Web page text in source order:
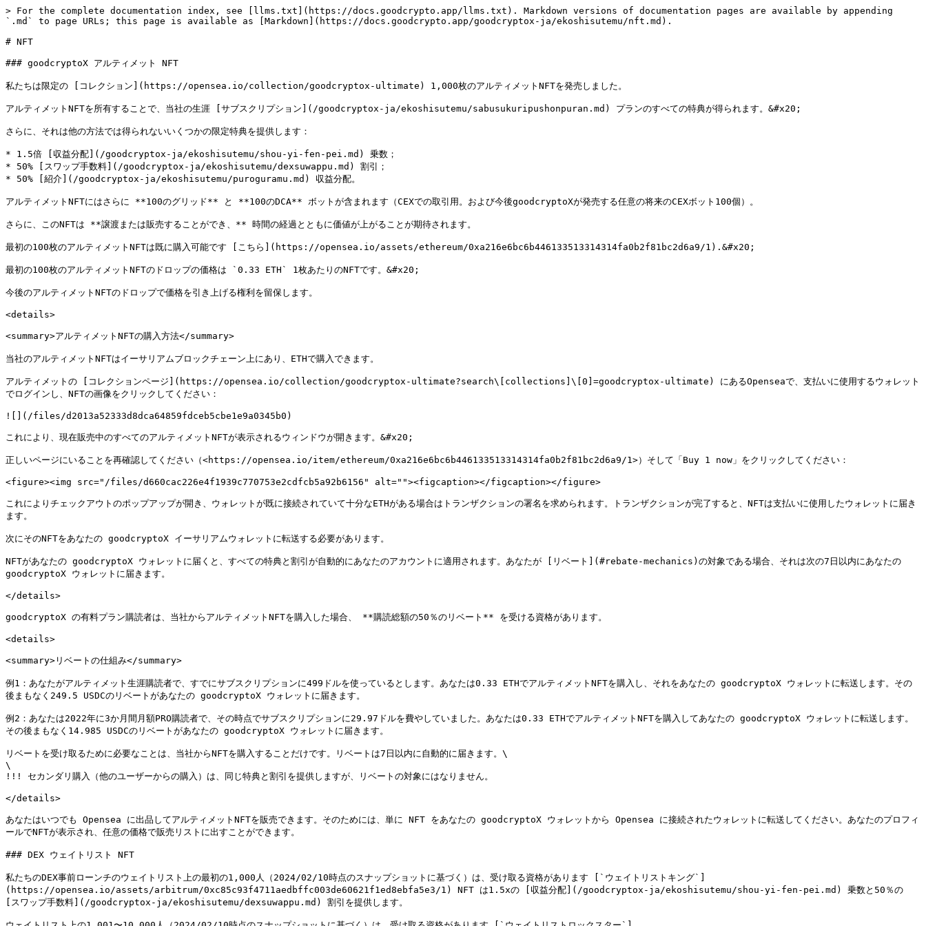
> For the complete documentation index, see [llms.txt](https://docs.goodcrypto.app/llms.txt). Markdown versions of documentation pages are available by appending
`.md` to page URLs; this page is available as [Markdown](https://docs.goodcrypto.app/goodcryptox-ja/ekoshisutemu/nft.md).
# NFT
### goodcryptoX アルティメット NFT
私たちは限定の [コレクション](https://opensea.io/collection/goodcryptox-ultimate) 1,000枚のアルティメットNFTを発売しました。
アルティメットNFTを所有することで、当社の生涯 [サブスクリプション](/goodcryptox-ja/ekoshisutemu/sabusukuripushonpuran.md) プランのすべての特典が得られます。&#x20;
さらに、それは他の方法では得られないいくつかの限定特典を提供します：
* 1.5倍 [収益分配](/goodcryptox-ja/ekoshisutemu/shou-yi-fen-pei.md) 乗数；
* 50% [スワップ手数料](/goodcryptox-ja/ekoshisutemu/dexsuwappu.md) 割引；
* 50% [紹介](/goodcryptox-ja/ekoshisutemu/puroguramu.md) 収益分配。
アルティメットNFTにはさらに **100のグリッド** と **100のDCA** ボットが含まれます（CEXでの取引用。および今後goodcryptoXが発売する任意の将来のCEXボット100個）。
さらに、このNFTは **譲渡または販売することができ、** 時間の経過とともに価値が上がることが期待されます。
最初の100枚のアルティメットNFTは既に購入可能です [こちら](https://opensea.io/assets/ethereum/0xa216e6bc6b446133513314314fa0b2f81bc2d6a9/1).&#x20;
最初の100枚のアルティメットNFTのドロップの価格は `0.33 ETH` 1枚あたりのNFTです。&#x20;
今後のアルティメットNFTのドロップで価格を引き上げる権利を留保します。
<details>
<summary>アルティメットNFTの購入方法</summary>
当社のアルティメットNFTはイーサリアムブロックチェーン上にあり、ETHで購入できます。
アルティメットの [コレクションページ](https://opensea.io/collection/goodcryptox-ultimate?search\[collections]\[0]=goodcryptox-ultimate) にあるOpenseaで、支払いに使用するウォレット
でログインし、NFTの画像をクリックしてください：
![](/files/d2013a52333d8dca64859fdceb5cbe1e9a0345b0)
これにより、現在販売中のすべてのアルティメットNFTが表示されるウィンドウが開きます。&#x20;
正しいページにいることを再確認してください（<https://opensea.io/item/ethereum/0xa216e6bc6b446133513314314fa0b2f81bc2d6a9/1>）そして「Buy 1 now」をクリックしてください：
<figure><img src="/files/d660cac226e4f1939c770753e2cdfcb5a92b6156" alt=""><figcaption></figcaption></figure>
これによりチェックアウトのポップアップが開き、ウォレットが既に接続されていて十分なETHがある場合はトランザクションの署名を求められます。トランザクションが完了すると、NFTは支払いに使用したウォレットに届き
ます。
次にそのNFTをあなたの goodcryptoX イーサリアムウォレットに転送する必要があります。
NFTがあなたの goodcryptoX ウォレットに届くと、すべての特典と割引が自動的にあなたのアカウントに適用されます。あなたが [リベート](#rebate-mechanics)の対象である場合、それは次の7日以内にあなたの
goodcryptoX ウォレットに届きます。
</details>
goodcryptoX の有料プラン購読者は、当社からアルティメットNFTを購入した場合、 **購読総額の50％のリベート** を受ける資格があります。
<details>
<summary>リベートの仕組み</summary>
例1：あなたがアルティメット生涯購読者で、すでにサブスクリプションに499ドルを使っているとします。あなたは0.33 ETHでアルティメットNFTを購入し、それをあなたの goodcryptoX ウォレットに転送します。その
後まもなく249.5 USDCのリベートがあなたの goodcryptoX ウォレットに届きます。
例2：あなたは2022年に3か月間月額PRO購読者で、その時点でサブスクリプションに29.97ドルを費やしていました。あなたは0.33 ETHでアルティメットNFTを購入してあなたの goodcryptoX ウォレットに転送します。
その後まもなく14.985 USDCのリベートがあなたの goodcryptoX ウォレットに届きます。
リベートを受け取るために必要なことは、当社からNFTを購入することだけです。リベートは7日以内に自動的に届きます。\
\
!!! セカンダリ購入（他のユーザーからの購入）は、同じ特典と割引を提供しますが、リベートの対象にはなりません。
</details>
あなたはいつでも Opensea に出品してアルティメットNFTを販売できます。そのためには、単に NFT をあなたの goodcryptoX ウォレットから Opensea に接続されたウォレットに転送してください。あなたのプロフィ
ールでNFTが表示され、任意の価格で販売リストに出すことができます。
### DEX ウェイトリスト NFT
私たちのDEX事前ローンチのウェイトリスト上の最初の1,000人（2024/02/10時点のスナップショットに基づく）は、受け取る資格があります [`ウェイトリストキング`]
(https://opensea.io/assets/arbitrum/0xc85c93f4711aedbffc003de60621f1ed8ebfa5e3/1) NFT は1.5xの [収益分配](/goodcryptox-ja/ekoshisutemu/shou-yi-fen-pei.md) 乗数と50％の
[スワップ手数料](/goodcryptox-ja/ekoshisutemu/dexsuwappu.md) 割引を提供します。